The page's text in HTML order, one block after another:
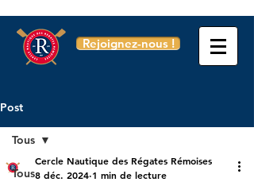
Rejoignez-nous !
Post
Tous
Tous
Cercle Nautique des Régates Rémoises
8 déc. 2024 1 min de lecture